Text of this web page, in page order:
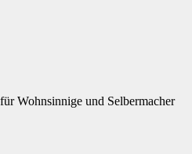
Wohnsinnige und Selbermacher